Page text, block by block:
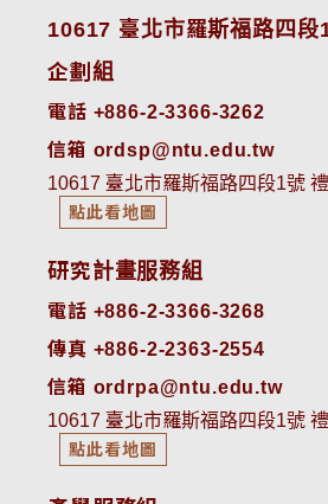
10617 臺北市羅斯福路四段
企劃組
電話 +886-2-3366-3262
信箱 ordsp@ntu.edu.tw
10617 臺北市羅斯福路四段1號
點此看地圖
研究計畫服務組
電話 +886-2-3366-3268
傳真 +886-2-2363-2554
信箱 ordrpa@ntu.edu.tw
10617 臺北市羅斯福路四段1號
點此看地圖